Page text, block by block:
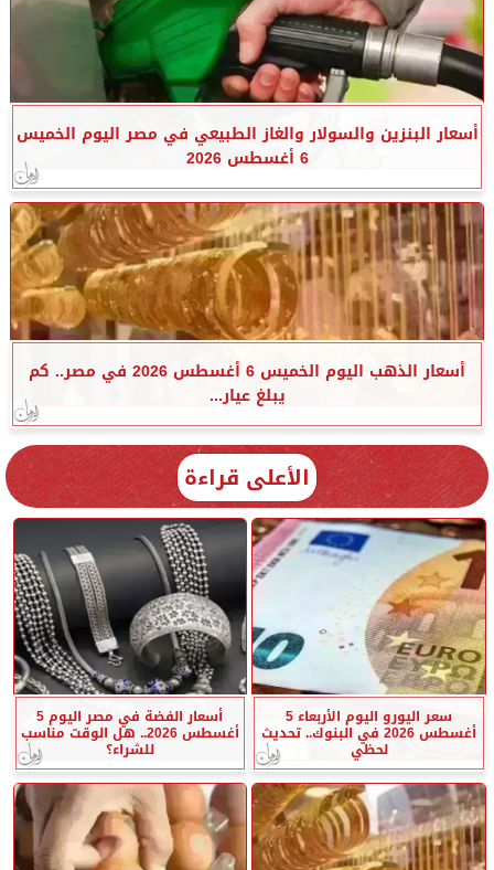
أسعار البنزين والسولار والغاز الطبيعي في مصر اليوم الخميس
6 أغسطس 2026
أسعار الذهب اليوم الخميس 6 أغسطس 2026 في مصر.. كم
يبلغ عيار...
الأعلى قراءة
سعر اليورو اليوم الأربعاء 5
أغسطس 2026 في البنوك.. تحديث
لحظي
أسعار الفضة في مصر اليوم 5
أغسطس 2026.. هل الوقت مناسب
للشراء؟